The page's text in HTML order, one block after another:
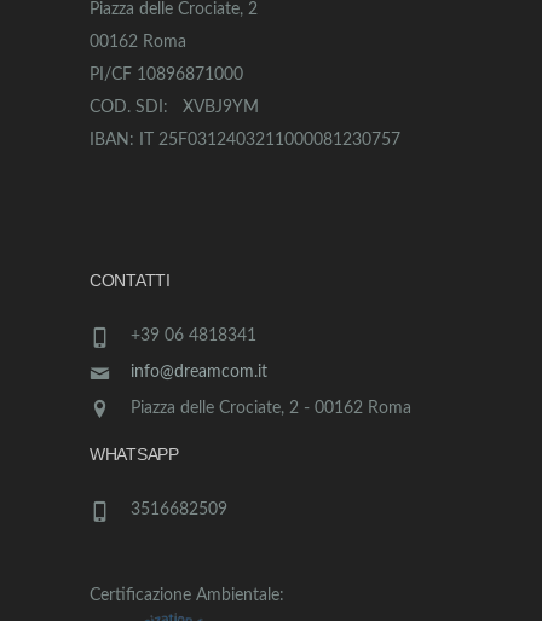
Piazza delle Crociate, 2
00162 Roma
PI/CF 10896871000
COD. SDI: XVBJ9YM
IBAN: IT 25F0312403211000081230757
CONTATTI
+39 06 4818341
info@dreamcom.it
Piazza delle Crociate, 2 - 00162 Roma
WHATSAPP
3516682509
Certificazione Ambientale: